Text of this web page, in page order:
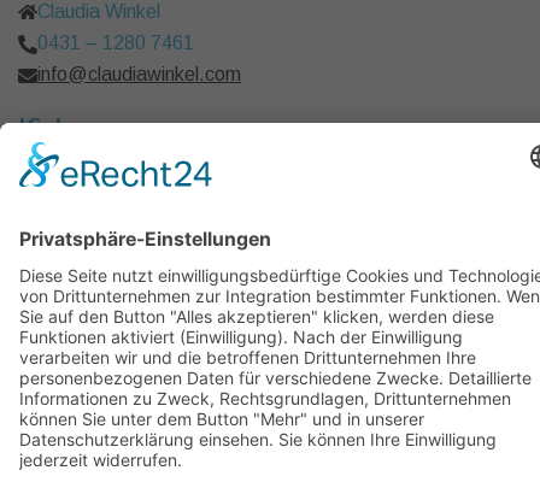
Claudia Winkel
0431 – 1280 7461
info@claudiawinkel.com
Kiel
Frankfurt I Berlin I Hamburg I Köln I München
Copyright © 2026 Claudia Winkel Coaching, Mental-
Training, Kommunikation